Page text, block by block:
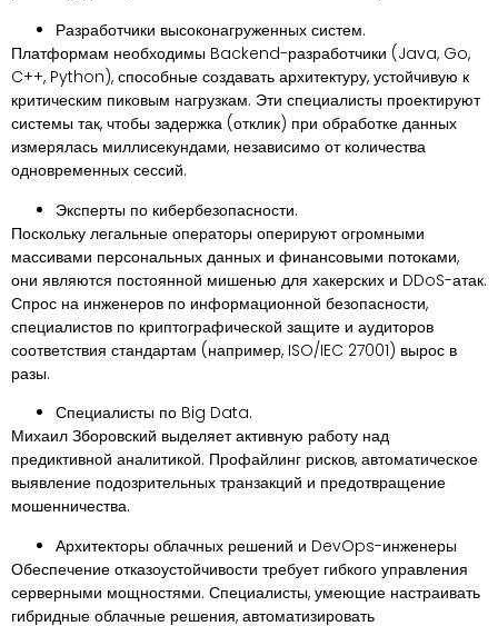
Разработчики высоконагруженных систем.
Платформам необходимы Backend-разработчики (Java, Go,
C++, Python), способные создавать архитектуру, устойчивую к
критическим пиковым нагрузкам. Эти специалисты проектируют
системы так, чтобы задержка (отклик) при обработке данных
измерялась миллисекундами, независимо от количества
одновременных сессий.
Эксперты по кибербезопасности.
Поскольку легальные операторы оперируют огромными
массивами персональных данных и финансовыми потоками,
они являются постоянной мишенью для хакерских и DDoS-атак.
Спрос на инженеров по информационной безопасности,
специалистов по криптографической защите и аудиторов
соответствия стандартам (например, ISO/IEC 27001) вырос в
разы.
Специалисты по Big Data.
Михаил Зборовский выделяет активную работу над
предиктивной аналитикой. Профайлинг рисков, автоматическое
выявление подозрительных транзакций и предотвращение
мошенничества.
Архитекторы облачных решений и DevOps-инженеры
Обеспечение отказоустойчивости требует гибкого управления
серверными мощностями. Специалисты, умеющие настраивать
гибридные облачные решения, автоматизировать